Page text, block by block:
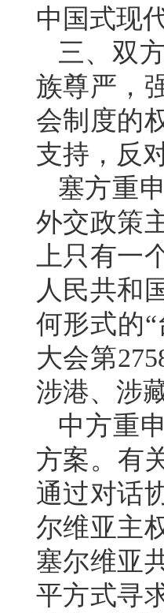
中国式现
三、双
族尊严，
会制度的
支持，反
塞方重
外交政策
上只有一
人民共和
何形式的
大会第
涉港、涉
中方重
方案。有
通过对话
尔维亚主
塞尔维亚
平方式寻